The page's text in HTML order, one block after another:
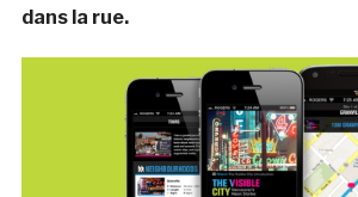
dans la rue.